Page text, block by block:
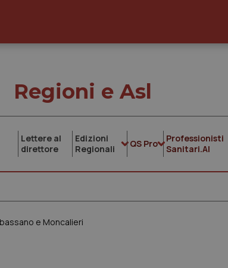
Regioni e Asl
Lettere al
direttore
Edizioni
Regionali
QS Pro
Professionisti
Sanitari.AI
e Moncalieri